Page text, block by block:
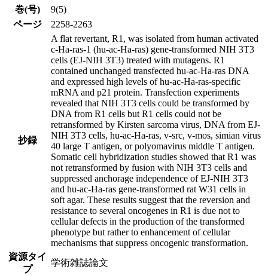
巻(号)
9(5)
ページ
2258-2263
抄録
A flat revertant, R1, was isolated from human activated
c-Ha-ras-1 (hu-ac-Ha-ras) gene-transformed NIH 3T3
cells (EJ-NIH 3T3) treated with mutagens. R1
contained unchanged transfected hu-ac-Ha-ras DNA
and expressed high levels of hu-ac-Ha-ras-specific
mRNA and p21 protein. Transfection experiments
revealed that NIH 3T3 cells could be transformed by
DNA from R1 cells but R1 cells could not be
retransformed by Kirsten sarcoma virus, DNA from EJ-
NIH 3T3 cells, hu-ac-Ha-ras, v-src, v-mos, simian virus
40 large T antigen, or polyomavirus middle T antigen.
Somatic cell hybridization studies showed that R1 was
not retransformed by fusion with NIH 3T3 cells and
suppressed anchorage independence of EJ-NIH 3T3
and hu-ac-Ha-ras gene-transformed rat W31 cells in
soft agar. These results suggest that the reversion and
resistance to several oncogenes in R1 is due not to
cellular defects in the production of the transformed
phenotype but rather to enhancement of cellular
mechanisms that suppress oncogenic transformation.
資源タイ
プ
学術雑誌論文